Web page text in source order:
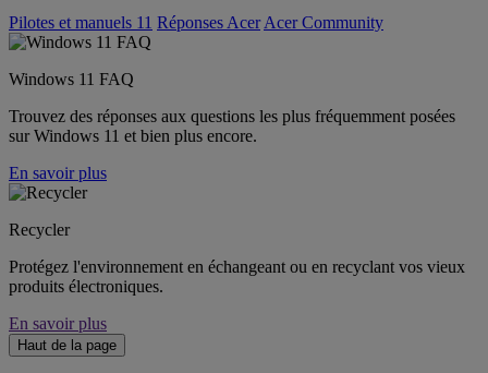
Pilotes et manuels 11 Réponses Acer Acer Community
Windows 11 FAQ
Trouvez des réponses aux questions les plus fréquemment posées
sur Windows 11 et bien plus encore.
En savoir plus
Recycler
Protégez l'environnement en échangeant ou en recyclant vos vieux
produits électroniques.
En savoir plus
Haut de la page